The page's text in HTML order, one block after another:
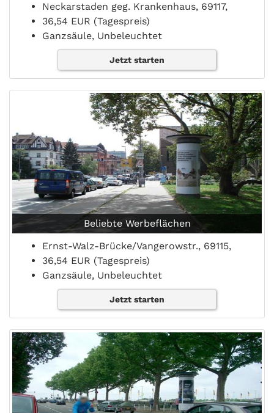
Neckarstaden geg. Krankenhaus, 69117,
36,54 EUR (Tagespreis)
Ganzsäule, Unbeleuchtet
Jetzt starten
Beliebte Werbeflächen
Ernst-Walz-Brücke/Vangerowstr., 69115,
36,54 EUR (Tagespreis)
Ganzsäule, Unbeleuchtet
Jetzt starten